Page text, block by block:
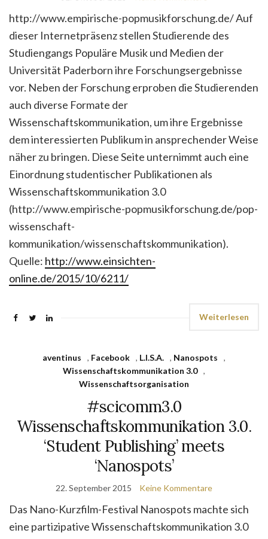
http://www.empirische-popmusikforschung.de/ Auf
dieser Internetpräsenz stellen Studierende des
Studiengangs Populäre Musik und Medien der
Universität Paderborn ihre Forschungsergebnisse
vor. Neben der Forschung erproben die Studierenden
auch diverse Formate der
Wissenschaftskommunikation, um ihre Ergebnisse
dem interessierten Publikum in ansprechender Weise
näher zu bringen. Diese Seite unternimmt auch eine
Einordnung studentischer Publikationen als
Wissenschaftskommunikation 3.0
(http://www.empirische-popmusikforschung.de/pop-
wissenschaft-
kommunikation/wissenschaftskommunikation).
Quelle: http://www.einsichten-
online.de/2015/10/6211/
Weiterlesen
aventinus , Facebook , L.I.S.A. , Nanospots
,
Wissenschaftskommunikation 3.0 ,
Wissenschaftsorganisation
#scicomm3.0
Wissenschaftskommunikation 3.0.
‘Student Publishing’ meets
‘Nanospots’
22. September 2015 Keine Kommentare
Das Nano-Kurzfilm-Festival Nanospots machte sich
eine partizipative Wissen­schafts­kommunikation 3.0